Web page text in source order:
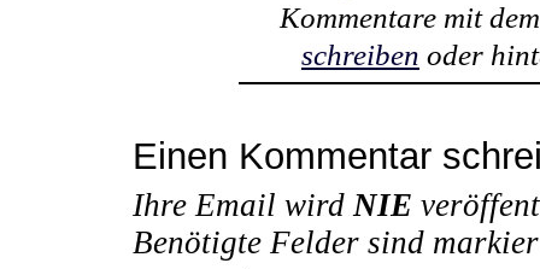
Kommentare mit
schreiben oder
Einen Kommentar
Ihre Email wird NIE
Benötigte Felder sind